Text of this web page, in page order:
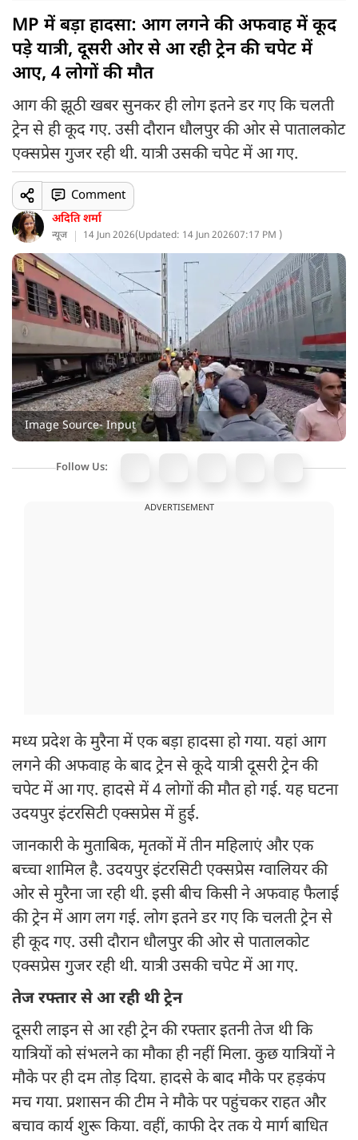
MP में बड़ा हादसा: आग लगने की अफवाह में कूद
पड़े यात्री, दूसरी ओर से आ रही ट्रेन की चपेट में
आए, 4 लोगों की मौत
आग की झूठी खबर सुनकर ही लोग इतने डर गए कि चलती
ट्रेन से ही कूद गए. उसी दौरान धौलपुर की ओर से पातालकोट
एक्सप्रेस गुजर रही थी. यात्री उसकी चपेट में आ गए.
अदिति शर्मा
न्यूज 14 Jun 2026(Updated: 14 Jun 202607:17 PM )
Comment
Image Source- Input
Follow Us:
ADVERTISEMENT
मध्य प्रदेश के मुरैना में एक बड़ा हादसा हो गया. यहां आग
लगने की अफवाह के बाद ट्रेन से कूदे यात्री दूसरी ट्रेन की
चपेट में आ गए. हादसे में 4 लोगों की मौत हो गई. यह घटना
उदयपुर इंटरसिटी एक्सप्रेस में हुई.
जानकारी के मुताबिक, मृतकों में तीन महिलाएं और एक
बच्चा शामिल है. उदयपुर इंटरसिटी एक्सप्रेस ग्वालियर की
ओर से मुरैना जा रही थी. इसी बीच किसी ने अफवाह फैलाई
की ट्रेन में आग लग गई. लोग इतने डर गए कि चलती ट्रेन से
ही कूद गए. उसी दौरान धौलपुर की ओर से पातालकोट
एक्सप्रेस गुजर रही थी. यात्री उसकी चपेट में आ गए.
तेज रफ्तार से आ रही थी ट्रेन
दूसरी लाइन से आ रही ट्रेन की रफ्तार इतनी तेज थी कि
यात्रियों को संभलने का मौका ही नहीं मिला. कुछ यात्रियों ने
मौके पर ही दम तोड़ दिया. हादसे के बाद मौके पर हड़कंप
मच गया. प्रशासन की टीम ने मौके पर पहुंचकर राहत और
बचाव कार्य शुरू किया. वहीं, काफी देर तक ये मार्ग बाधित